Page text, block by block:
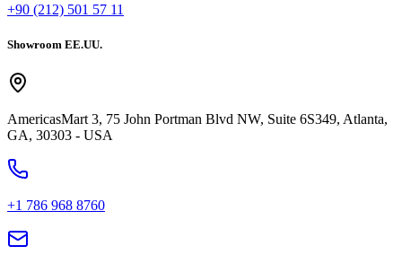
+90 (212) 501 57 11
Showroom EE.UU.
AmericasMart 3, 75 John Portman Blvd NW, Suite 6S349, Atlanta,
GA, 30303 - USA
+1 786 968 8760